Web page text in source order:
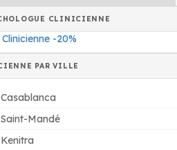
CLINICIENNE
-20%
PAR VILLE
Mandé